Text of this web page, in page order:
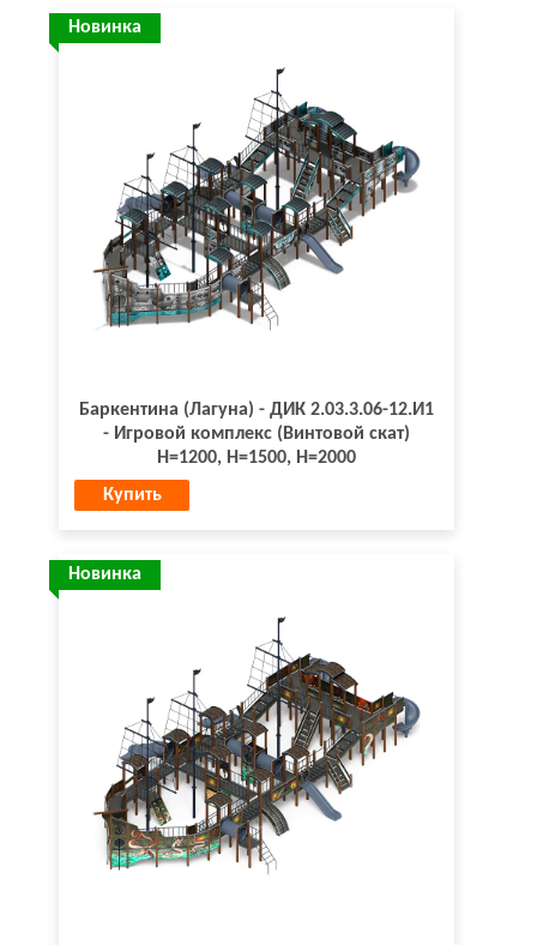
Новинка
Баркентина (Лагуна) - ДИК 2.03.3.06-12.И1
- Игровой комплекс (Винтовой скат)
H=1200, Н=1500, Н=2000
Купить
Новинка